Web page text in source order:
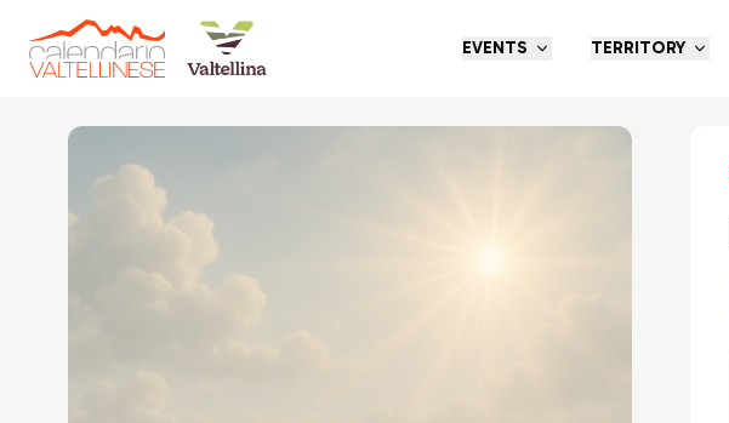
EVENTS TERRITORY
Go back